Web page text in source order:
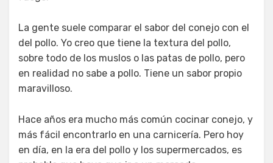
La gente suele comparar el sabor del conejo con el
del pollo. Yo creo que tiene la textura del pollo,
sobre todo de los muslos o las patas de pollo, pero
en realidad no sabe a pollo. Tiene un sabor propio
maravilloso.
Hace años era mucho más común cocinar conejo, y
más fácil encontrarlo en una carnicería. Pero hoy
en día, en la era del pollo y los supermercados, es